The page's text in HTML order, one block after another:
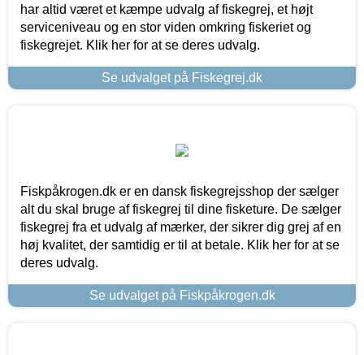
har altid været et kæmpe udvalg af fiskegrej, et højt
serviceniveau og en stor viden omkring fiskeriet og
fiskegrejet. Klik her for at se deres udvalg.
Se udvalget på Fiskegrej.dk
Fiskpåkrogen.dk er en dansk fiskegrejsshop der sælger
alt du skal bruge af fiskegrej til dine fisketure. De sælger
fiskegrej fra et udvalg af mærker, der sikrer dig grej af en
høj kvalitet, der samtidig er til at betale. Klik her for at se
deres udvalg.
Se udvalget på Fiskpåkrogen.dk